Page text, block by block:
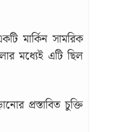
মার্কিন সামরিক
মধ্যেই এটি ছিল
প্রস্তাবিত চুক্তি